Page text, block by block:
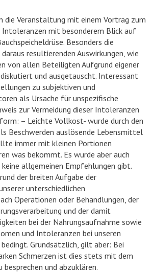
die Veranstaltung mit einem Vortrag zum
Intoleranzen mit besonderem Blick auf
Besonders die
resultierenden Auswirkungen, wie
von allen Beteiligten Aufgrund eigener
und ausgetauscht. Interessant
zu subjektiven und
als Ursache für unspezifische
zur Vermeidung dieser Intoleranzen
– Leichte Vollkost- wurde durch den
Beschwerden auslösende Lebensmittel
immer mit kleinen Portionen
was bekommt. Es wurde aber auch
allgemeinen Empfehlungen gibt.
der breiten Aufgabe der
unterschiedlichen
Operationen oder Behandlungen, der
und der damit
bei der Nahrungsaufnahme sowie
und Intoleranzen bei unseren
Grundsätzlich, gilt aber: Bei
Schmerzen ist dies stets mit dem
und abzuklären.